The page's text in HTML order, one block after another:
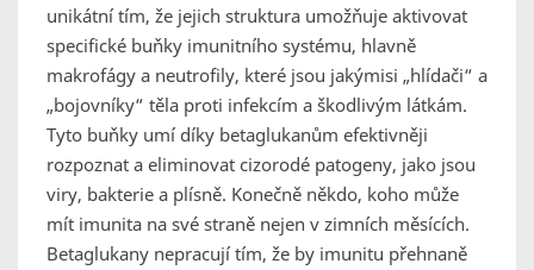
unikátní tím, že jejich struktura umožňuje aktivovat
specifické buňky imunitního systému, hlavně
makrofágy a neutrofily, které jsou jakýmisi „hlídači“ a
„bojovníky“ těla proti infekcím a škodlivým látkám.
Tyto buňky umí díky betaglukanům efektivněji
rozpoznat a eliminovat cizorodé patogeny, jako jsou
viry, bakterie a plísně. Konečně někdo, koho může
mít imunita na své straně nejen v zimních měsících.
Betaglukany nepracují tím, že by imunitu přehnaně